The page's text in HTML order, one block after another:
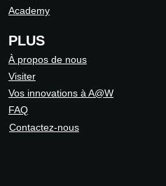
Academy
PLUS
À propos de nous
Visiter
Vos innovations à A@W
FAQ
Contactez-nous